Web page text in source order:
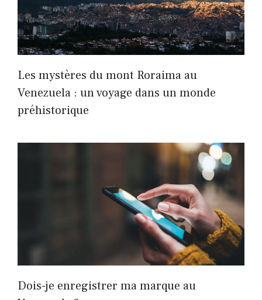
Les mystères du mont Roraima au
Venezuela : un voyage dans un monde
préhistorique
Dois-je enregistrer ma marque au